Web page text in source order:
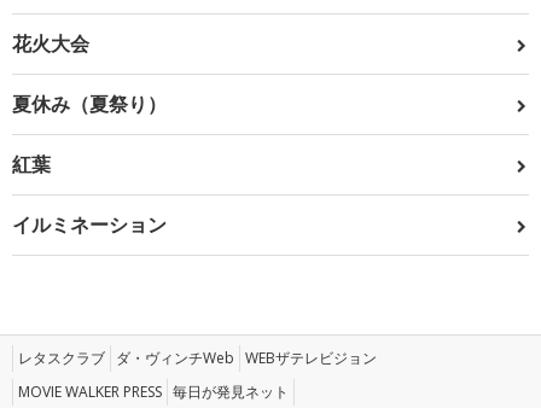
花火大会
夏休み（夏祭り）
紅葉
イルミネーション
レタスクラブ ダ・ヴィンチWeb WEBザテレビジョン
MOVIE WALKER PRESS 毎日が発見ネット